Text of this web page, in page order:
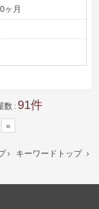
ヶ月
数 91
»
 キーワードトップ 